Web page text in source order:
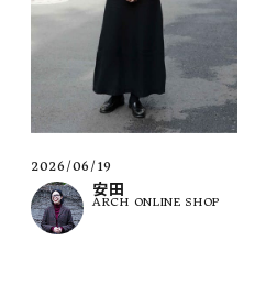
2026/06/19
安田
ARCH ONLINE SHOP